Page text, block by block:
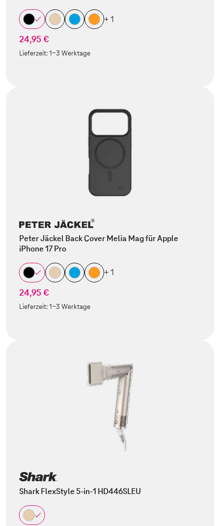
+ 1
24,95 €
Lieferzeit:1-3 Werktage
Peter Jäckel Back Cover Melia Mag für Apple
iPhone 17 Pro
+ 1
24,95 €
Lieferzeit:1-3 Werktage
Shark FlexStyle 5-in-1 HD446SLEU